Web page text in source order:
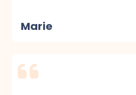
Marie